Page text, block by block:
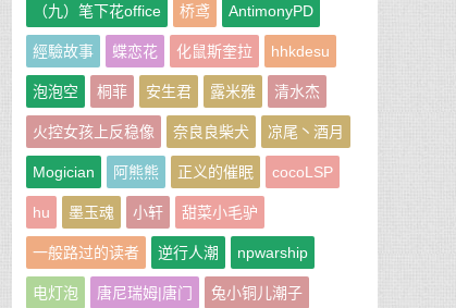
（九）笔下花office 桥鸢 AntimonyPD
經驗故事 蝶恋花 化鼠斯奎拉 hhkdesu
泡泡空 桐菲 安生君 露米雅 清水杰
火控女孩上反稳像 奈良良柴犬 凉尾丶酒月
Mogician 阿熊熊 正义的催眠 cocoLSP
hu 墨玉魂 小轩 甜菜小毛驴
一般路过的读者 逆行人潮 npwarship
电灯泡 唐尼瑞姆|唐门 兔小铜儿潮子